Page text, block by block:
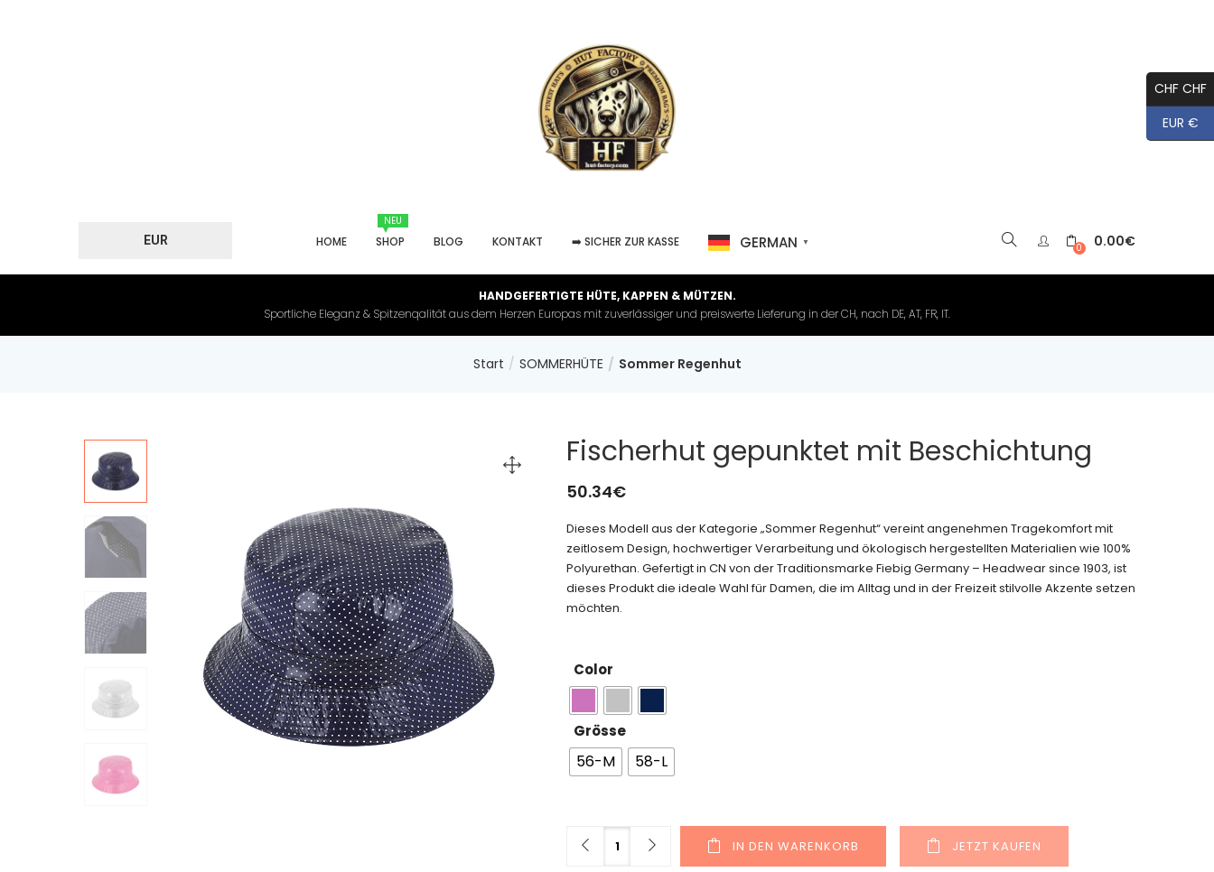
EUR HOME
NEU
SHOP BLOG KONTAKT ➡️ SICHER ZUR KASSE GERMAN ▼ 0 0.00€
HANDGEFERTIGTE HÜTE, KAPPEN & MÜTZEN.
Sportliche Eleganz & Spitzenqalität aus dem Herzen Europas mit zuverlässiger und preiswerte Lieferung in der CH, nach DE, AT, FR, IT.
Start SOMMERHÜTE Sommer Regenhut
Fischerhut gepunktet mit Beschichtung
50.34€
Dieses Modell aus der Kategorie „Sommer Regenhut“ vereint angenehmen Tragekomfort mit
zeitlosem Design, hochwertiger Verarbeitung und ökologisch hergestellten Materialien wie 100%
Polyurethan. Gefertigt in CN von der Traditionsmarke Fiebig Germany – Headwear since 1903, ist
dieses Produkt die ideale Wahl für Damen, die im Alltag und in der Freizeit stilvolle Akzente setzen
möchten.
Color
Grösse
56-M 58-L
Menge
IN DEN WARENKORB JETZT KAUFEN
CHF CHF
EUR €